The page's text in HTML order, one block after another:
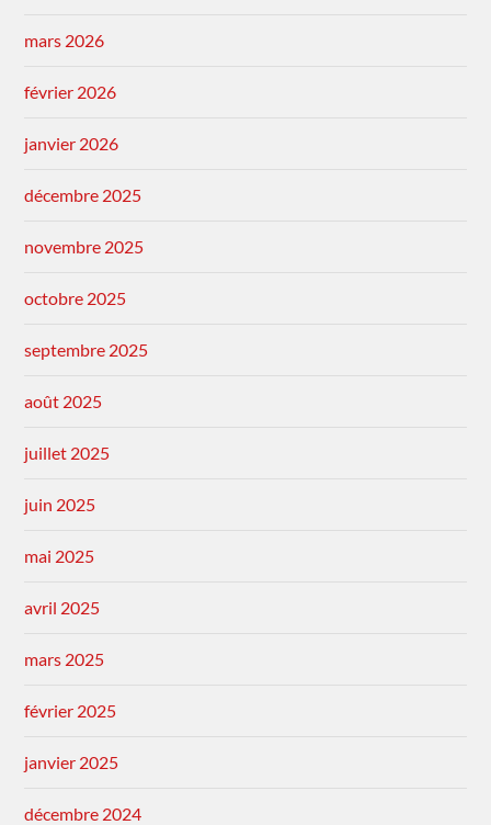
mars 2026
février 2026
janvier 2026
décembre 2025
novembre 2025
octobre 2025
septembre 2025
août 2025
juillet 2025
juin 2025
mai 2025
avril 2025
mars 2025
février 2025
janvier 2025
décembre 2024